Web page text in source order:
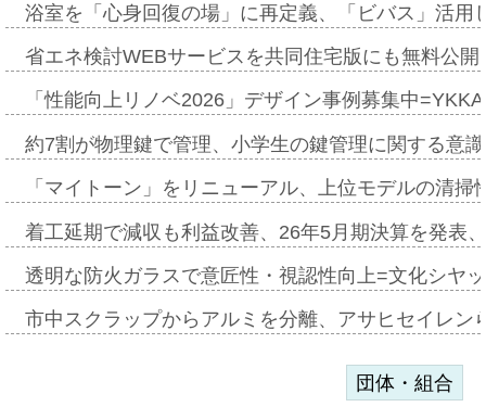
浴室を「心身回復の場」に再定義、「ビバス」活
省エネ検討WEBサービスを共同住宅版にも無料公
「性能向上リノベ2026」デザイン事例募集中
約7割が物理鍵で管理、小学生の鍵管理に関する意
「マイトーン」をリニューアル、上位モデルの清
着工延期で減収も利益改善、26年5月期決算を発表
透明な防火ガラスで意匠性・視認性向上=文化シヤ
市中スクラップからアルミを分離、アサヒセイレ
団体・組合